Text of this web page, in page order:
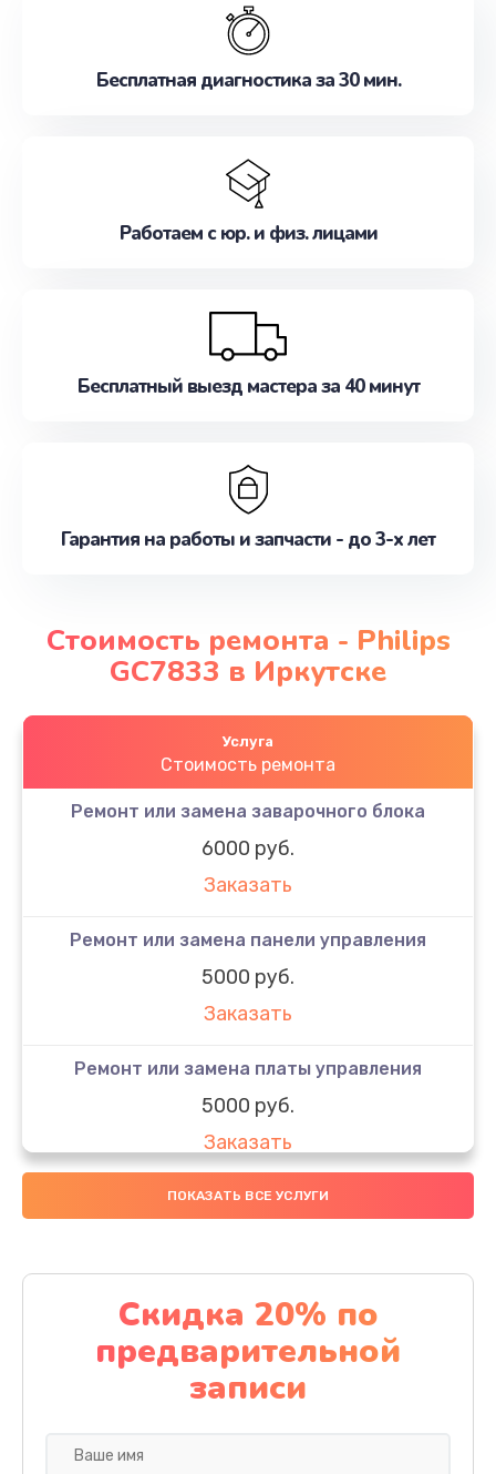
наилучшим образом. Не медлите записаться на
Бесплатная диагностика за 30 мин.
Работаем с юр. и физ. лицами
Бесплатный выезд мастера за 40 минут
Гарантия на работы и запчасти - до 3-х лет
Стоимость ремонта - Philips
GC7833 в Иркутске
Услуга
Стоимость ремонта
Ремонт или замена заварочного блока
6000 руб.
Заказать
Ремонт или замена панели управления
5000 руб.
Заказать
Ремонт или замена платы управления
5000 руб.
Заказать
Ремонт или замена термоблока
Заказать
Ремонт привода варочного блока
4000 руб.
Заказать
ПОКАЗАТЬ ВСЕ УСЛУГИ
Скидка 20% по
предварительной
записи